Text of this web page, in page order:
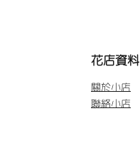
​花店資料
關於小店
聯絡小店